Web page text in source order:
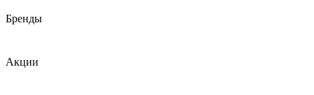
Бренды
Акции